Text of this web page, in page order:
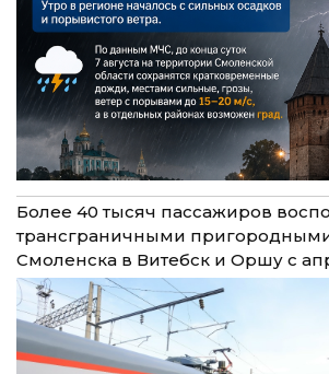
Более 40 тысяч пассажиров
трансграничными
Смоленска в Витебск и Оршу с